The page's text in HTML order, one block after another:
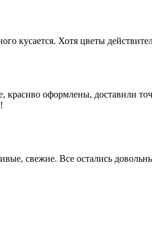
кусается. Хотя цветы
оформлены, доставили
свежие. Все остались